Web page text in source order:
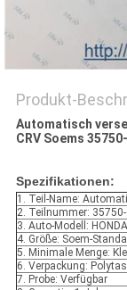
Produkt-
Automatisch
CRV Soems
Spezifikationen:
1. Teil-Name:
2. Teilnummer:
3. Auto-Modell:
4. Größe: Soem-
5. Minimale Menge:
6. Verpackung:
7. Probe: Verfügbar